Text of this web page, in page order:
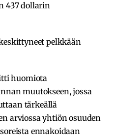
437 dollarin
pelkkään
huomiota
muutokseen, jossa
tärkeällä
arviossa yhtiön osuuden
ennakoidaan